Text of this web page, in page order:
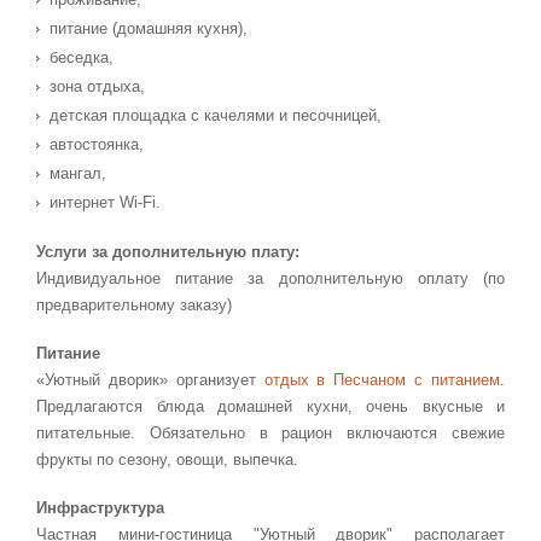
питание (домашняя кухня),
беседка,
зона отдыха,
детская площадка с качелями и песочницей,
автостоянка,
мангал,
интернет Wi-Fi.
Услуги за дополнительную плату:
Индивидуальное питание за дополнительную оплату (по
предварительному заказу)
Питание
«Уютный дворик» организует отдых в Песчаном с питанием
Предлагаются блюда домашней кухни, очень вкусные и
питательные. Обязательно в рацион включаются свежие
фрукты по сезону, овощи, выпечка.
Инфраструктура
Частная мини-гостиница "Уютный дворик" располагает